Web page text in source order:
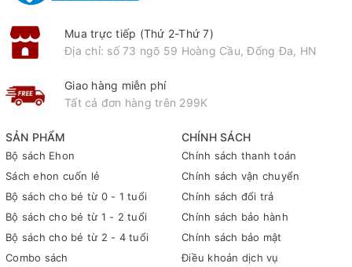
SẢN PHẨM
Bộ sách Ehon
Sách ehon cuốn lẻ
Bộ sách cho bé từ 0 - 1 tuổi
Bộ sách cho bé từ 1 - 2 tuổi
Bộ sách cho bé từ 2 - 4 tuổi
Combo sách
CHÍNH SÁCH
Chính sách thanh toán
Chính sách vận chuyển
Chính sách đổi trả
Chính sách bảo hành
Chính sách bảo mật
Điều khoản dịch vụ
Mua trực tiếp (Thứ 2-Thứ 7)
Địa chỉ: số 73 ngõ 59 Hoàng Cầu, Đống Đa, HN
Giao hàng miễn phí
Tất cả đơn hàng trên 299K